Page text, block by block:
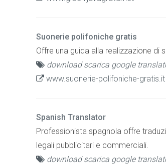
Suonerie polifoniche gratis
Offre una guida alla realizzazione di
download scarica google
www.suonerie-polifoniche-gratis.it
Spanish Translator
Professionista spagnola offre
legali pubblicitari e commerciali.
download scarica google